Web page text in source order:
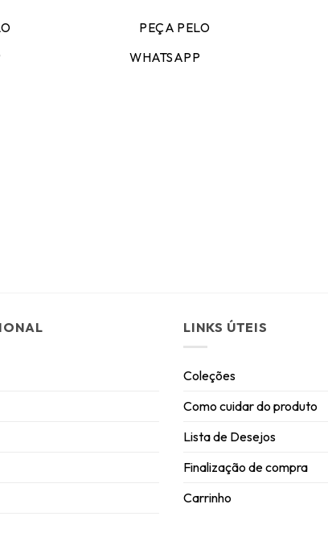
PEÇA PELO
WHATSAPP
LINKS ÚTEIS
Coleções
Como cuidar do produto
Lista de Desejos
Finalização de compra
Carrinho